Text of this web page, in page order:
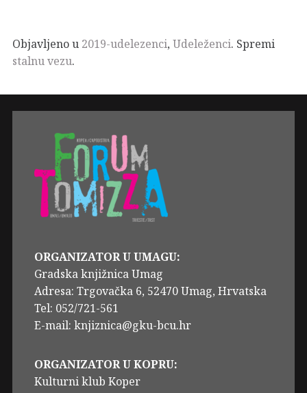
Objavljeno u 2019-udelezenci, Udeleženci. Spremi
stalnu vezu.
ORGANIZATOR U UMAGU:
Gradska knjižnica Umag
Adresa: Trgovačka 6, 52470 Umag, Hrvatska
Tel: 052/721-561
E-mail: knjiznica@gku-bcu.hr
ORGANIZATOR U KOPRU:
Kulturni klub Koper